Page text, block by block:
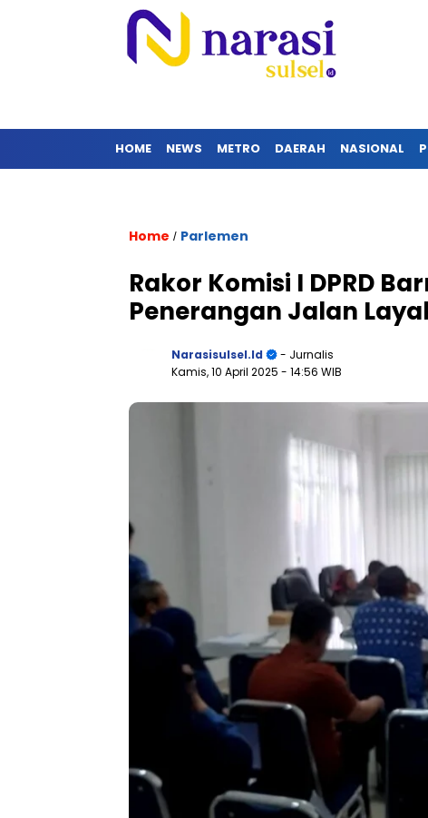
HOME NEWS METRO DAERAH NASIONAL
Home / Parlemen
Rakor Komisi I DPRD
Penerangan Jalan
Narasisulsel.id
- Jurnalis
Kamis, 10 April 2025 - 14:56 WIB